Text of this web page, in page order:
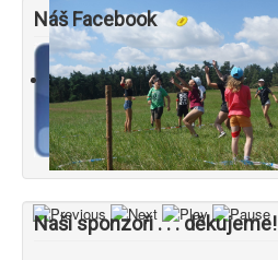
Náš Facebook
Naši sponzoři . . . děkujeme!